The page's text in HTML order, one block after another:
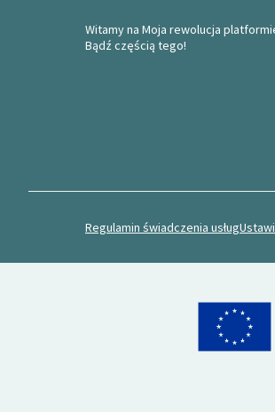
Witamy na Moja rewolucja
Bądź częścią tego!
Regulamin świadczenia usług